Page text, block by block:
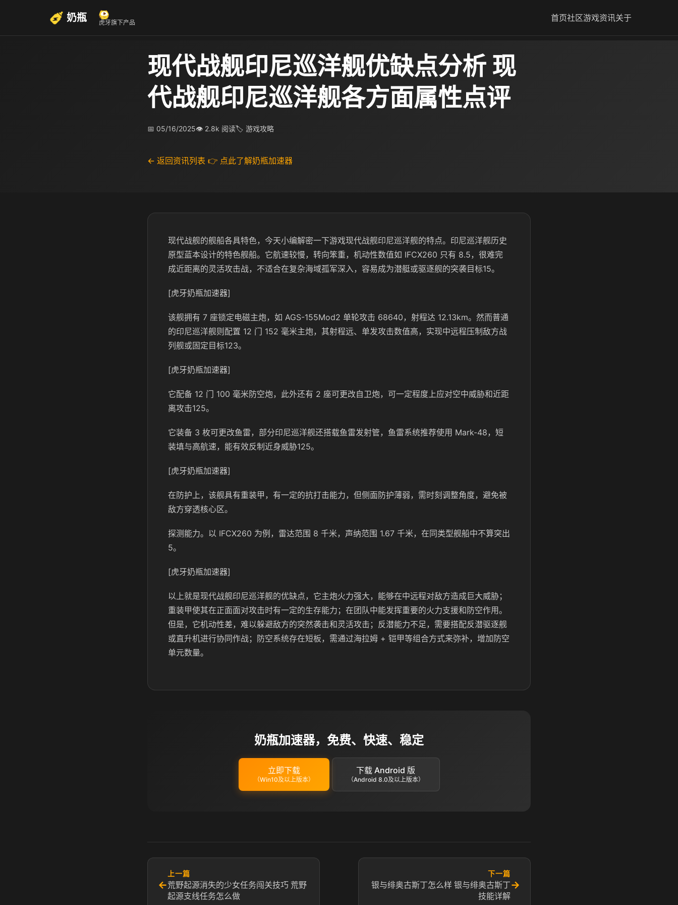
奶瓶 虎牙旗下产品 首页社区游戏资讯关于
现代战舰印尼巡洋舰优缺点分析 现
代战舰印尼巡洋舰各方面属性点评
📅 05/16/2025👁 2.8k 阅读🏷 游戏攻略
← 返回资讯列表 👉 点此了解奶瓶加速器
现代战舰的舰船各具特色，今天小编解密一下游戏现代战舰印尼巡洋舰的特点。印尼巡洋舰历史
原型蓝本设计的特色舰船。它航速较慢，转向笨重，机动性数值如 IFCX260 只有 8.5，很难完
成近距离的灵活攻击战，不适合在复杂海域孤军深入，容易成为潜艇或驱逐舰的突袭目标15。
[虎牙奶瓶加速器]
该舰拥有 7 座锁定电磁主炮，如 AGS-155Mod2 单轮攻击 68640，射程达 12.13km。然而普通
的印尼巡洋舰则配置 12 门 152 毫米主炮，其射程远、单发攻击数值高，实现中远程压制敌方战
列舰或固定目标123。
[虎牙奶瓶加速器]
它配备 12 门 100 毫米防空炮，此外还有 2 座可更改自卫炮，可一定程度上应对空中威胁和近距
离攻击125。
它装备 3 枚可更改鱼雷，部分印尼巡洋舰还搭载鱼雷发射管，鱼雷系统推荐使用 Mark-48，短
装填与高航速，能有效反制近身威胁125。
[虎牙奶瓶加速器]
在防护上，该舰具有重装甲，有一定的抗打击能力，但侧面防护薄弱，需时刻调整角度，避免被
敌方穿透核心区。
探测能力。以 IFCX260 为例，雷达范围 8 千米，声纳范围 1.67 千米，在同类型舰船中不算突出
5。
[虎牙奶瓶加速器]
以上就是现代战舰印尼巡洋舰的优缺点，它主炮火力强大，能够在中远程对敌方造成巨大威胁；
重装甲使其在正面面对攻击时有一定的生存能力；在团队中能发挥重要的火力支援和防空作用。
但是，它机动性差，难以躲避敌方的突然袭击和灵活攻击；反潜能力不足，需要搭配反潜驱逐舰
或直升机进行协同作战；防空系统存在短板，需通过海拉姆 + 铠甲等组合方式来弥补，增加防空
单元数量。
奶瓶加速器，免费、快速、稳定
立即下载
（Win10及以上版本）
下载 Android 版
（Android 8.0及以上版本）
←
上一篇
荒野起源消失的少女任务闯关技巧 荒野
起源支线任务怎么做
下一篇
银与绯奥古斯丁怎么样 银与绯奥古斯丁
技能详解
→